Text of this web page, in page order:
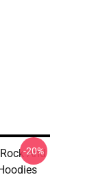
And
-20%